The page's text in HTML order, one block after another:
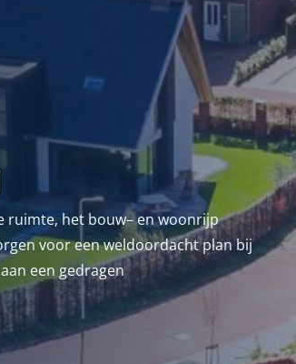
ruimte, het bouw– enwoonrijp
voor eenweldoordachtplan bij
een gedragen